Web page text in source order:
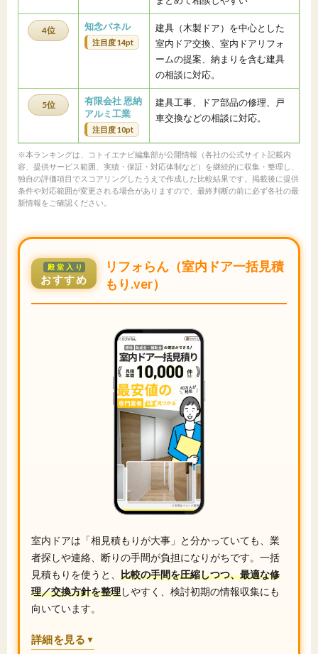
4位 知念パネル
注目度 14pt
建具（木製ドア）を中心とした
室内ドア交換、室内ドアリフォ
ームの提案、納まりを含む建具
の相談に対応。
5位
有限会社 恩納
アルミ工業
注目度 10pt
建具工事、ドア部品の修理、戸
車交換などの相談に対応。
※本ランキングは、コトイエナビ編集部が公開情報（各社の公式サイト記載内
容、提供サービス範囲、実績・保証・対応体制など）を継続的に収集・整理し、
独自の評価項目でスコアリングしたうえで作成した比較結果です。掲載後に提供
条件や対応範囲が変更される場合がありますので、最終判断の前に必ず各社の最
新情報をご確認ください。
殿堂入り
おすすめ
リフォらん（室内ドア一括見積
もり.ver）
室内ドアは「相見積もりが大事」と分かっていても、業
者探しや連絡、断りの手間が負担になりがちです。一括
見積もりを使うと、 比較の手間を圧縮しつつ、最適な修
理／交換方針を整理しやすく、検討初期の情報収集にも
向いています。
詳細を見る ▼